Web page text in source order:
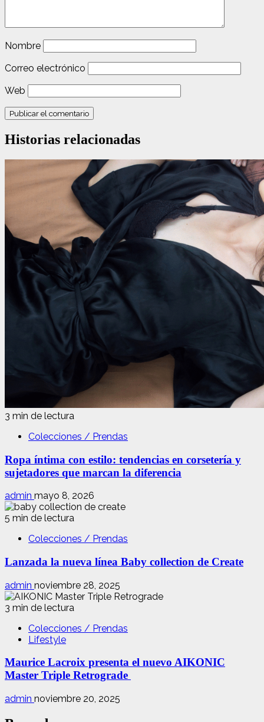
Nombre
Correo electrónico
Web
Historias relacionadas
3 min de lectura
Colecciones / Prendas
Ropa íntima con estilo: tendencias en corsetería y
sujetadores que marcan la diferencia
admin mayo 8, 2026
5 min de lectura
Colecciones / Prendas
Lanzada la nueva línea Baby collection de Create
admin noviembre 28, 2025
3 min de lectura
Colecciones / Prendas
Lifestyle
Maurice Lacroix presenta el nuevo AIKONIC
Master Triple Retrograde
admin noviembre 20, 2025